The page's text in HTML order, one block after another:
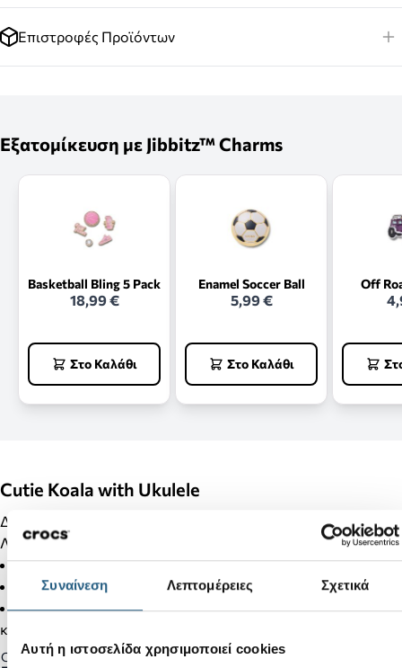
Συναίνεση Λεπτομέρειες Σχετικά
Αυτή η ιστοσελίδα χρησιμοποιεί cookies
Επιστροφές Προϊόντων
Εξατομίκευση με Jibbitz™ Charms
Basketball Bling 5 Pack
18,99 €
Στο Καλάθι
Enamel Soccer Ball
5,99 €
Στο Καλάθι
Off
Cutie Koala with Ukulele
Διακόσμησε τα Crocs σου με Jibbitz και κάνε τα μοναδικά!!!
Λεπτομέρειες Προϊόντος:
Δεν είναι παιχνίδι.
Δεν απευθύνεται σε παιδιά κάτω των 3 ετών.
Στα προϊόντα της κατηγορίας Jibbitz δεν γίνονται αλλαγές
και επιστροφές.
Gender: